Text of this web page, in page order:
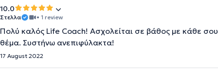
10.0
Στελλα • 1 review
Πολύ καλός Life Coach! Ασχολείται σε βάθος με κάθε σου
θέμα. Συστήνω ανεπιφύλακτα!
17 August 2022